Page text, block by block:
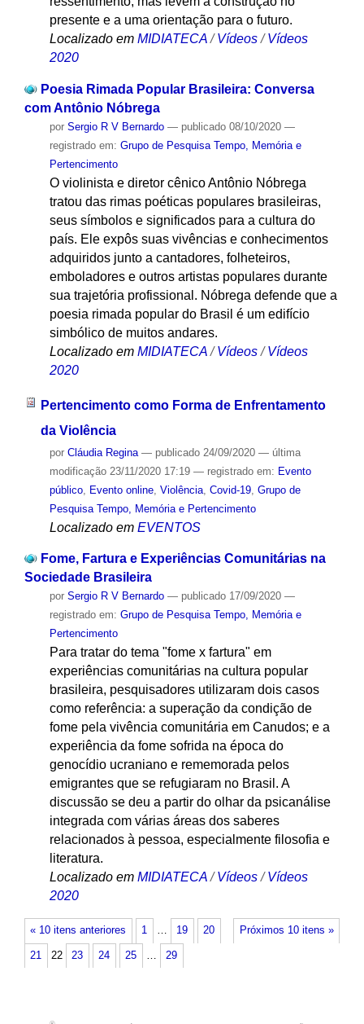
presente e a uma orientação para o futuro.
Localizado em MIDIATECA /Vídeos /Vídeos
2020
Poesia Rimada Popular Brasileira: Conversa
com Antônio Nóbrega
por Sergio R V Bernardo — publicado08/10/2020 —
registrado em: Grupo de Pesquisa Tempo, Memória e
Pertencimento
O violinista e diretor cênico Antônio Nóbrega
tratou das rimas poéticas populares brasileiras,
seus símbolos e significados para a cultura do
país. Ele expôs suas vivências e conhecimentos
adquiridos junto a cantadores, folheteiros,
emboladores e outros artistas populares durante
sua trajetória profissional. Nóbrega defende que a
poesia rimada popular do Brasil é um edifício
simbólico de muitos andares.
Localizado em MIDIATECA /Vídeos /Vídeos
2020
Pertencimento como Forma de Enfrentamento
da Violência
por Cláudia Regina — publicado24/09/2020 — última
modificação23/11/2020 17:19 — registrado em: Evento
público, Evento online, Violência, Covid-19, Grupo de
Pesquisa Tempo, Memória e Pertencimento
Localizado em EVENTOS
Fome, Fartura e Experiências Comunitárias na
Sociedade Brasileira
por Sergio R V Bernardo — publicado17/09/2020 —
registrado em: Grupo de Pesquisa Tempo, Memória e
Pertencimento
Para tratar do tema "fome x fartura" em
experiências comunitárias na cultura popular
brasileira, pesquisadores utilizaram dois casos
como referência: a superação da condição de
fome pela vivência comunitária em Canudos; e a
experiência da fome sofrida na época do
genocídio ucraniano e rememorada pelos
emigrantes que se refugiaram no Brasil. A
discussão se deu a partir do olhar da psicanálise
integrada com várias áreas dos saberes
relacionados à pessoa, especialmente filosofia e
literatura.
Localizado em MIDIATECA /Vídeos /Vídeos
2020
« 10 itens anteriores Próximos 10 itens »
1 … 19 20
21 22 23 24 25 … 29